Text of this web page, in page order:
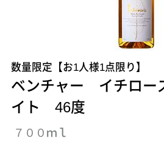
数量限定【お1人様1点限り】
ベンチャー イチロー
イト 46度
７００ｍｌ